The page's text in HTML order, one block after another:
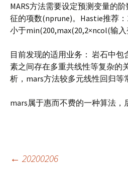
MARS方法需要设定预测变量的
征的项数(nprune)。Hastie推荐
小于min(200,max(20,2×ncol(输入
目前发现的适用业务： 岩石中
素之间存在多重共线性等复杂的
析，mars方法较多元线性回归等
mars属于惠而不费的一种算法，
← 20200206